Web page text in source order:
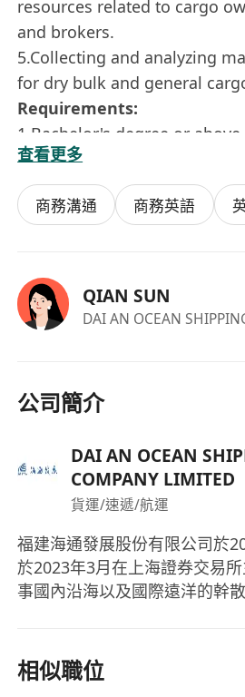
resources related to cargo
and brokers.
5.Collecting and analyzing
for dry bulk and general
Requirements:
1.Bachelor's degree or
majoring in logistics or
Fluent in English and
language.
market; ability in market
business negotiation with a
shipping industry.
business negotiations,
execution, and operational
industry practices of shipping,
relevant coastal maritime
maritime law.
5.Good at communication,
of customer service and
7.Familiar with computer
5-day Work
查看更多
商務溝通 商務英語
QIAN SUN
公司簡介
DAI AN OCEAN
COMPANY LIMITED
貨運/速遞/航運
福建海通發展股份有限公司於
於2023年3月在上海證券交易
事國內沿海以及國際遠洋的幹
租幹散貨船舶（使用運力期限
14艘，自營幹散貨船舶48艘（
相似職位